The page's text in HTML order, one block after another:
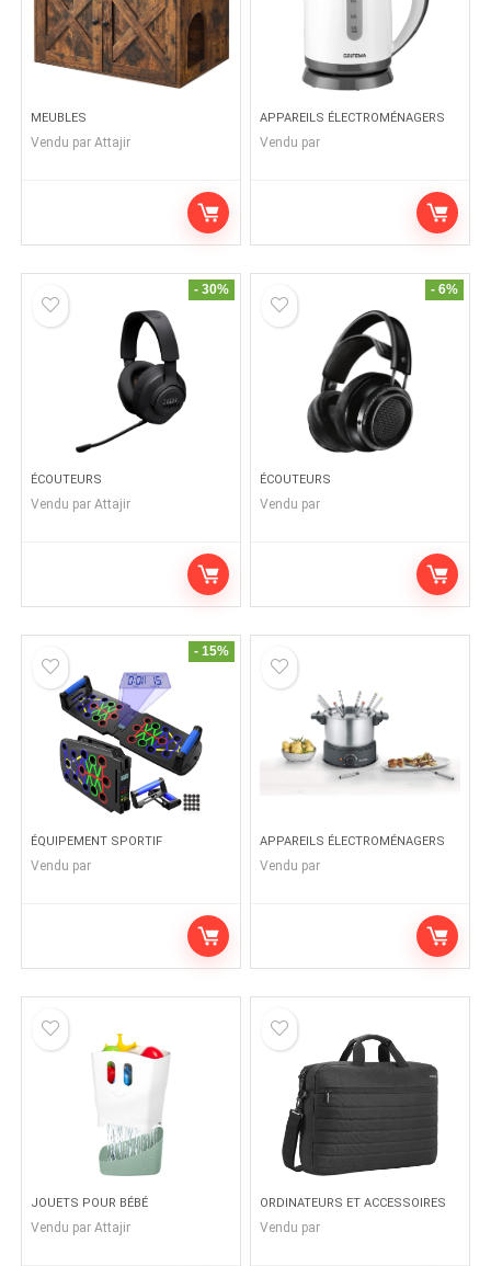
MEUBLES
Vendu par Attajir
APPAREILS ÉLECTROMÉNAGERS
Vendu par
- 30%
ÉCOUTEURS
Vendu par Attajir
- 6%
ÉCOUTEURS
Vendu par
- 15%
ÉQUIPEMENT SPORTIF
Vendu par
APPAREILS ÉLECTROMÉNAGERS
Vendu par
JOUETS POUR BÉBÉ
Vendu par Attajir
ORDINATEURS ET ACCESSOIRES
Vendu par